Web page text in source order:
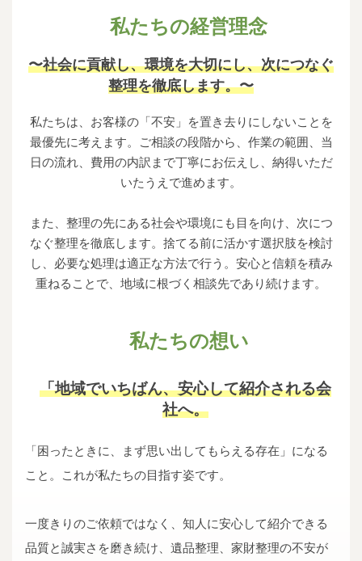
私たちの経営理念
〜社会に貢献し、環境を大切にし、次につなぐ
整理を徹底します。〜
私たちは、お客様の「不安」を置き去りにしないことを
最優先に考えます。ご相談の段階から、作業の範囲、当
日の流れ、費用の内訳まで丁寧にお伝えし、納得いただ
いたうえで進めます。
また、整理の先にある社会や環境にも目を向け、次につ
なぐ整理を徹底します。捨てる前に活かす選択肢を検討
し、必要な処理は適正な方法で行う。安心と信頼を積み
重ねることで、地域に根づく相談先であり続けます。
私たちの想い
「地域でいちばん、安心して紹介される会
社へ。
「困ったときに、まず思い出してもらえる存在」になる
こと。これが私たちの目指す姿です。
一度きりのご依頼ではなく、知人に安心して紹介できる
品質と誠実さを磨き続け、遺品整理、家財整理の不安が